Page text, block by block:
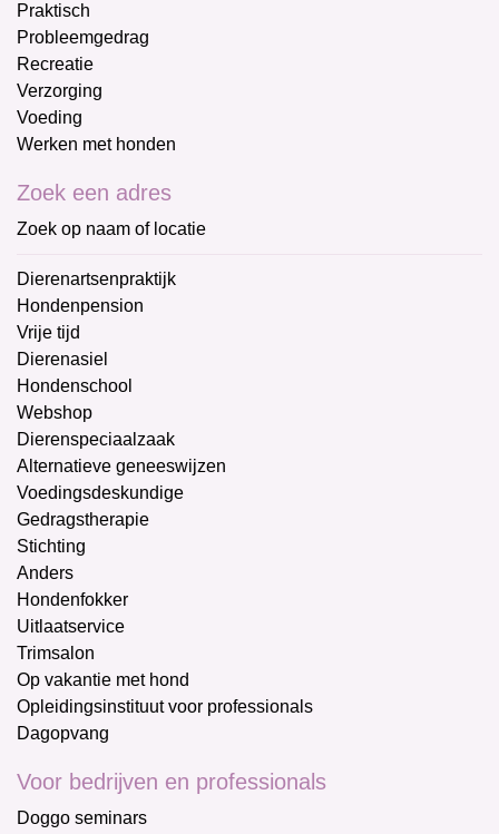
Praktisch
Probleemgedrag
Recreatie
Verzorging
Voeding
Werken met honden
Zoek een adres
Zoek op naam of locatie
Dierenartsenpraktijk
Hondenpension
Vrije tijd
Dierenasiel
Hondenschool
Webshop
Dierenspeciaalzaak
Alternatieve geneeswijzen
Voedingsdeskundige
Gedragstherapie
Stichting
Anders
Hondenfokker
Uitlaatservice
Trimsalon
Op vakantie met hond
Opleidingsinstituut voor professionals
Dagopvang
Voor bedrijven en professionals
Doggo seminars